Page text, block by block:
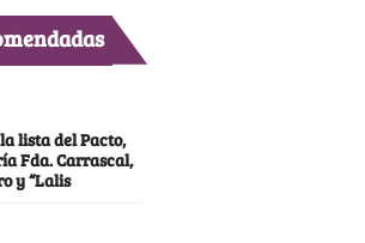
lista del Pacto,
Fda. Carrascal,
y “Lalis